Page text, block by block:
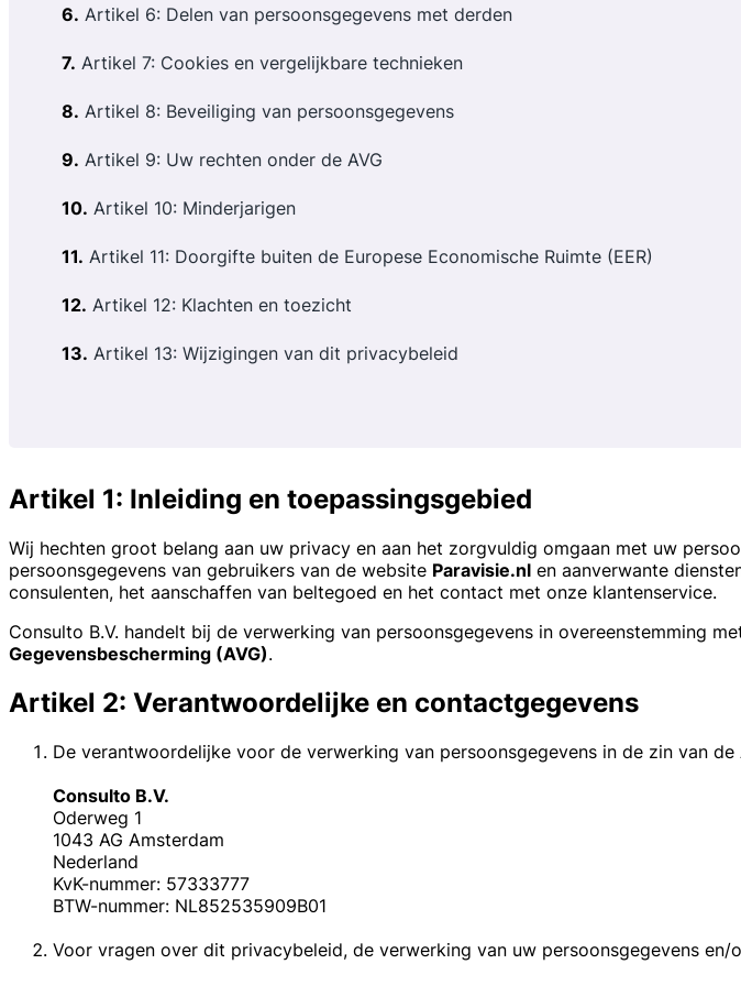
6. Artikel 6: Delen van persoonsgegevens met derden
7. Artikel 7: Cookies en vergelijkbare technieken
8. Artikel 8: Beveiliging van persoonsgegevens
9. Artikel 9: Uw rechten onder de AVG
10. Artikel 10: Minderjarigen
11. Artikel 11: Doorgifte buiten de Europese Economische Ruimte (EER)
12. Artikel 12: Klachten en toezicht
13. Artikel 13: Wijzigingen van dit privacybeleid
Artikel 1: Inleiding en toepassingsgebied
Wij hechten groot belang aan uw privacy en aan het zorgvuldig omgaan met uw
persoonsgegevens van gebruikers van de website Paravisie.nl en aanverwante
consulenten, het aanschaffen van beltegoed en het contact met onze klantenservice.
Consulto B.V. handelt bij de verwerking van persoonsgegevens in overeenstemming
Gegevensbescherming (AVG).
Artikel 2: Verantwoordelijke en contactgegevens
De verantwoordelijke voor de verwerking van persoonsgegevens in de zin van de
Consulto B.V.
Oderweg 1
1043 AG Amsterdam
Nederland
KvK-nummer: 57333777
BTW-nummer: NL852535909B01
Voor vragen over dit privacybeleid, de verwerking van uw persoonsgegevens